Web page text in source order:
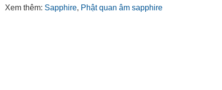
Xem thêm: Sapphire, Phật quan âm sapphire